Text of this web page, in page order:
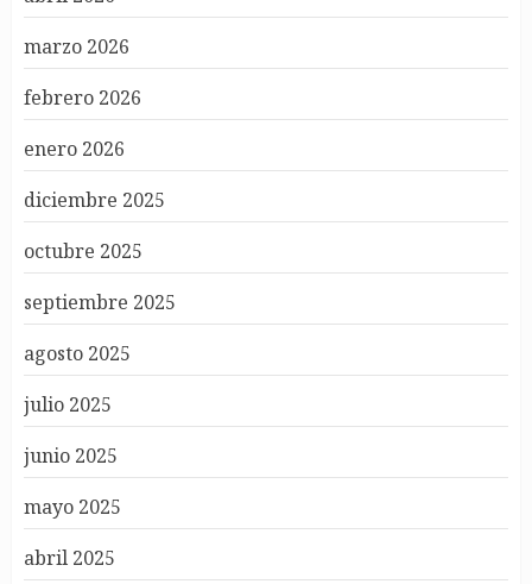
marzo 2026
febrero 2026
enero 2026
diciembre 2025
octubre 2025
septiembre 2025
agosto 2025
julio 2025
junio 2025
mayo 2025
abril 2025